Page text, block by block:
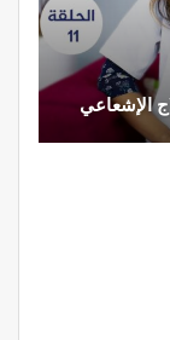
الإشعاعي